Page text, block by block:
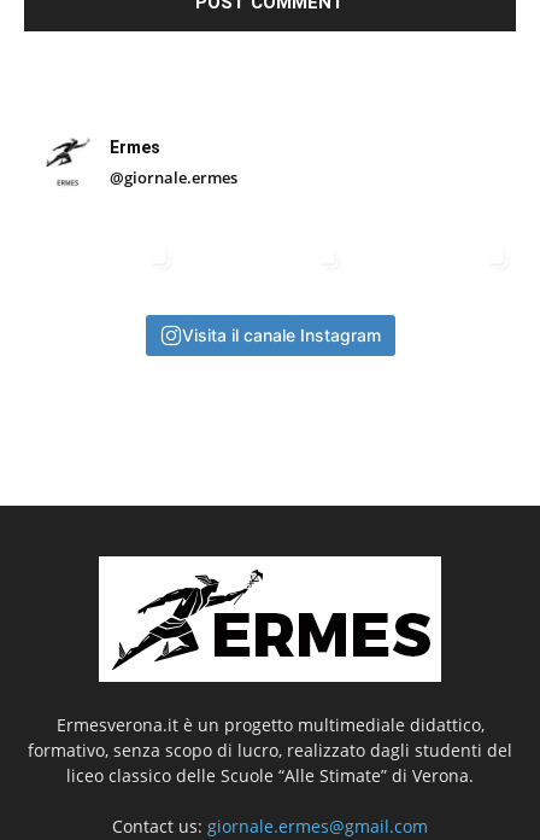
Ermes
@giornale.ermes
Visita il canale Instagram
Ermesverona.it è un progetto multimediale didattico,
formativo, senza scopo di lucro, realizzato dagli studenti del
liceo classico delle Scuole “Alle Stimate” di Verona.
Contact us: giornale.ermes@gmail.com